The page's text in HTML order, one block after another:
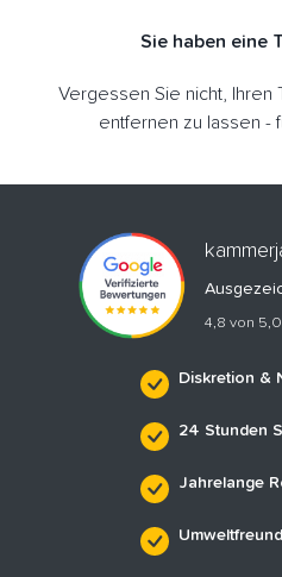
Sie haben eine
Vergessen Sie nicht, Ihren
entfernen zu lassen -
4,8 von
Diskretion &
24 Stunden
Jahrelange